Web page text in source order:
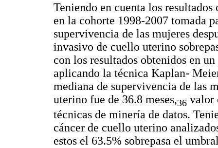
Teniendo en cuenta los
en la cohorte 1998-2007 tomada
supervivencia de las mujeres
invasivo de cuello uterino
con los resultados obtenidos en
aplicando la técnica Kaplan-
mediana de supervivencia de las
uterino fue de 36.8 meses,36 valor
técnicas de minería de datos.
cáncer de cuello uterino
estos el 63.5% sobrepasa el